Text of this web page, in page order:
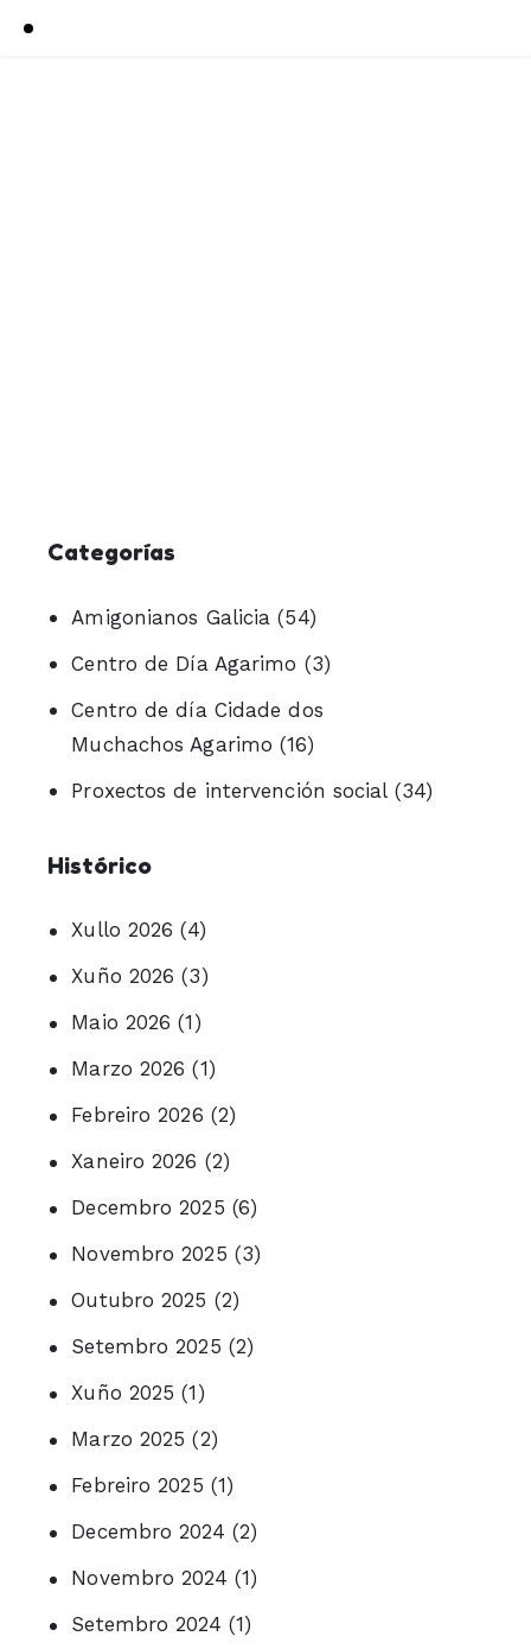
Categorías
Amigonianos Galicia (54)
Centro de Día Agarimo (3)
Centro de día Cidade dos
Muchachos Agarimo (16)
Proxectos de intervención social(34)
Histórico
Xullo 2026 (4)
Xuño 2026 (3)
Maio 2026 (1)
Marzo 2026 (1)
Febreiro 2026 (2)
Xaneiro 2026 (2)
Decembro 2025 (6)
Novembro 2025 (3)
Outubro 2025 (2)
Setembro 2025 (2)
Xuño 2025 (1)
Marzo 2025 (2)
Febreiro 2025 (1)
Decembro 2024 (2)
Novembro 2024 (1)
Setembro 2024 (1)